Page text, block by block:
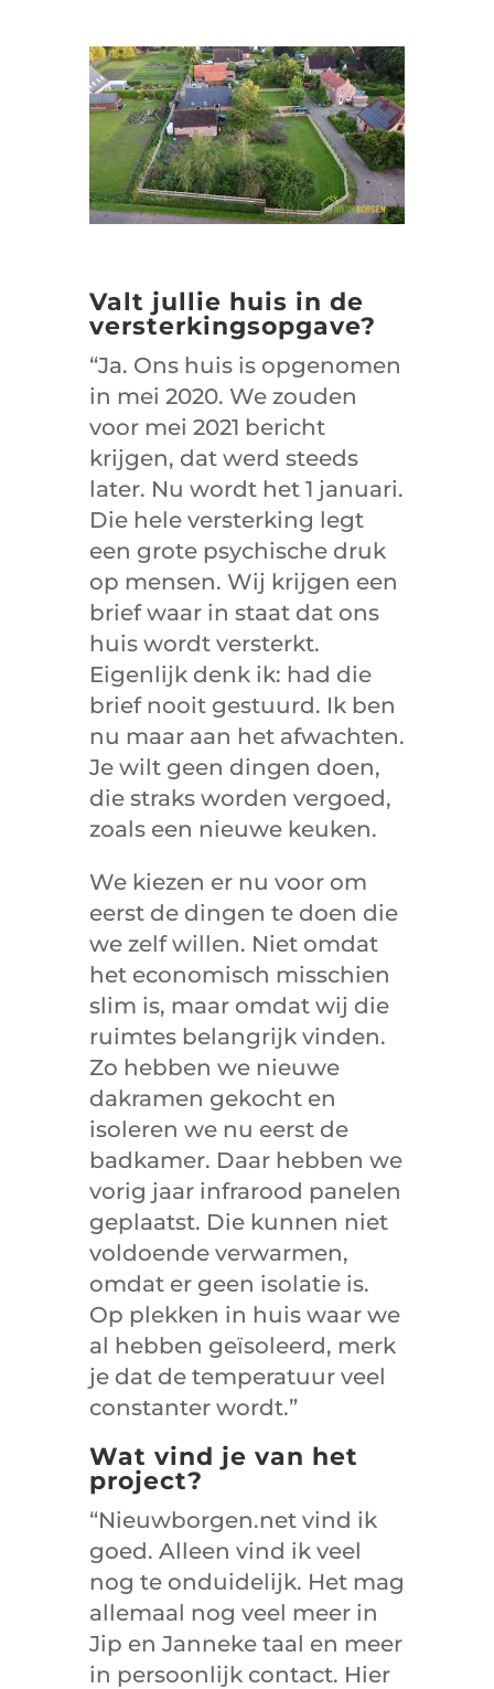
Valt jullie huis in de
versterkingsopgave?
“Ja. Ons huis is opgenomen
in mei 2020. We zouden
voor mei 2021 bericht
krijgen, dat werd steeds
later. Nu wordt het 1 januari.
Die hele versterking legt
een grote psychische druk
op mensen. Wij krijgen een
brief waar in staat dat ons
huis wordt versterkt.
Eigenlijk denk ik: had die
brief nooit gestuurd. Ik ben
nu maar aan het afwachten.
Je wilt geen dingen doen,
die straks worden vergoed,
zoals een nieuwe keuken.
We kiezen er nu voor om
eerst de dingen te doen die
we zelf willen. Niet omdat
het economisch misschien
slim is, maar omdat wij die
ruimtes belangrijk vinden.
Zo hebben we nieuwe
dakramen gekocht en
isoleren we nu eerst de
badkamer. Daar hebben we
vorig jaar infrarood panelen
geplaatst. Die kunnen niet
voldoende verwarmen,
omdat er geen isolatie is.
Op plekken in huis waar we
al hebben geïsoleerd, merk
je dat de temperatuur veel
constanter wordt.”
Wat vind je van het
project?
“Nieuwborgen.net vind ik
goed. Alleen vind ik veel
nog te onduidelijk. Het mag
allemaal nog veel meer in
Jip en Janneke taal en meer
in persoonlijk contact. Hier